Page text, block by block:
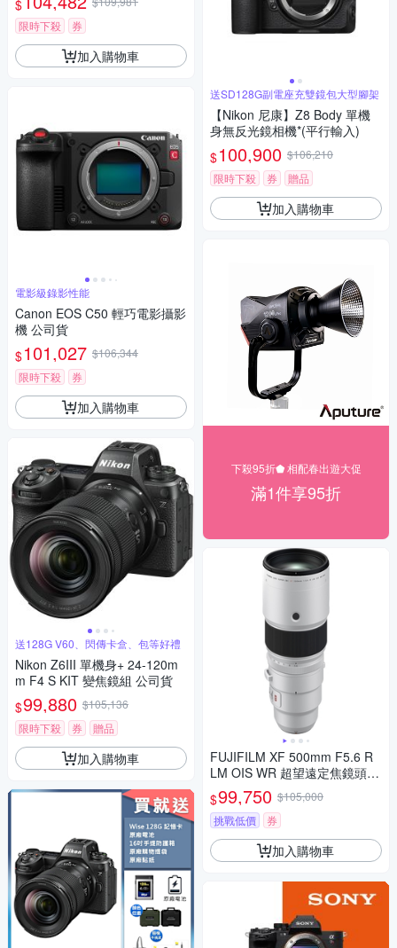
$
限時下殺
券
加入購物車
電影級錄影性能
Canon EOS C50 輕巧電影攝影
機 公司貨
$101,027 $106,344
限時下殺
券
加入購物車
送128G V60、閃傳卡盒、包等好禮
Nikon Z6III 單機身+ 24-120m
m F4 S KIT 變焦鏡組 公司貨
$99,880 $105,136
限時下殺
券 贈品
加入購物車
送SD128G副電座充雙鏡包大型腳架
【Nikon 尼康】Z8 Body 單機
身無反光鏡相機*(平行輸入)
$100,900 $106,210
限時下殺
券 贈品
加入購物車
下殺95折⬟ 相配春出遊大促
滿1件享95折
FUJIFILM XF 500mm F5.6 R
LM OIS WR 超望遠定焦鏡頭
公司貨
$99,750 $105,000
挑戰低價
券
加入購物車